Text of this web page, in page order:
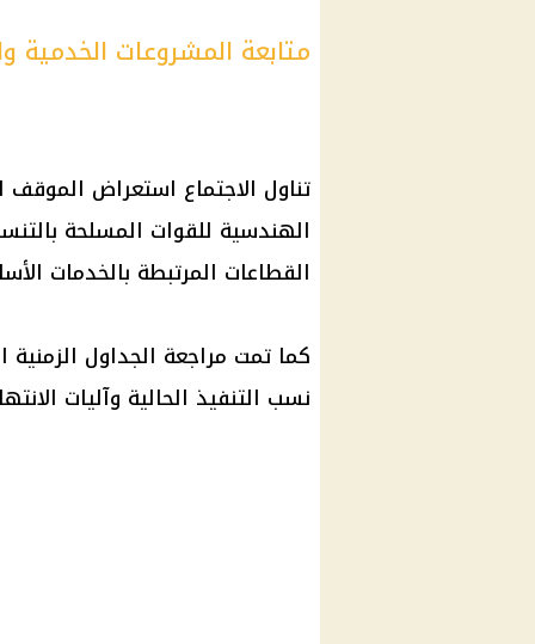
متابعة المشروعات الخدمية
تناول الاجتماع استعراض
الهندسية للقوات المسلحة
القطاعات المرتبطة بالخدمات
كما تمت مراجعة الجداول الزمنية
نسب التنفيذ الحالية وآليات